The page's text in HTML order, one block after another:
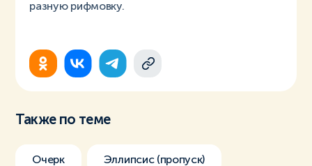
разную рифмовку.
Также по теме
Очерк Эллипсис (пропуск)